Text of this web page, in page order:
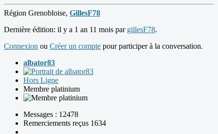
Région Grenobloise, GillesF78
Dernière édition: il y a 1 an 11 mois par gillesF78.
Connexion ou Créer un compte pour participer à la conversation.
albator83
Hors Ligne
Membre platinium
Messages : 12478
Remerciements reçus 1634